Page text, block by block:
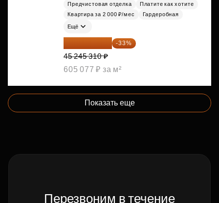
Предчистовая отделка
Платите как хотите
Квартира за 2 000 ₽/мес
Гардеробная
Ещё
30 314 358 ₽ -33%
45 245 310 ₽
605 077 ₽ за м²
Показать еще
Перезвоним в течение